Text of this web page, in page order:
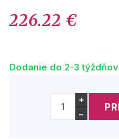
226.22 €
Dodanie do 2-3 týždňov
+
−